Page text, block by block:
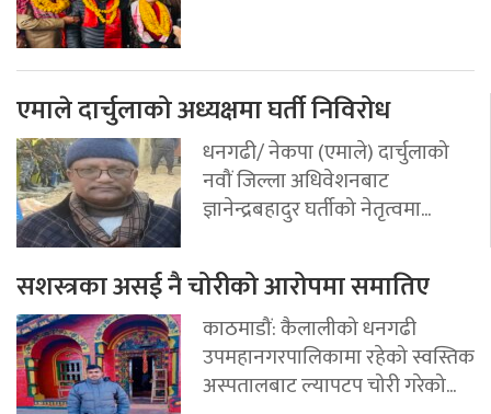
एमाले दार्चुलाको अध्यक्षमा घर्ती निविरोध
धनगढी/ नेकपा (एमाले) दार्चुलाको
नवौं जिल्ला अधिवेशनबाट
ज्ञानेन्द्रबहादुर घर्तीको नेतृत्वमा...
सशस्त्रका असई नै चोरीको आरोपमा समातिए
काठमाडौं: कैलालीको धनगढी
उपमहानगरपालिकामा रहेको स्वस्तिक
अस्पतालबाट ल्यापटप चोरी गरेको...